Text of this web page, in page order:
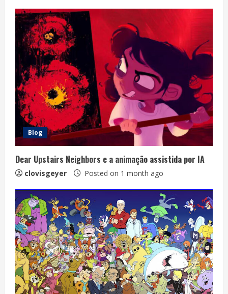
Blog
Dear Upstairs Neighbors e a animação assistida por IA
clovisgeyer Posted on 1 month ago